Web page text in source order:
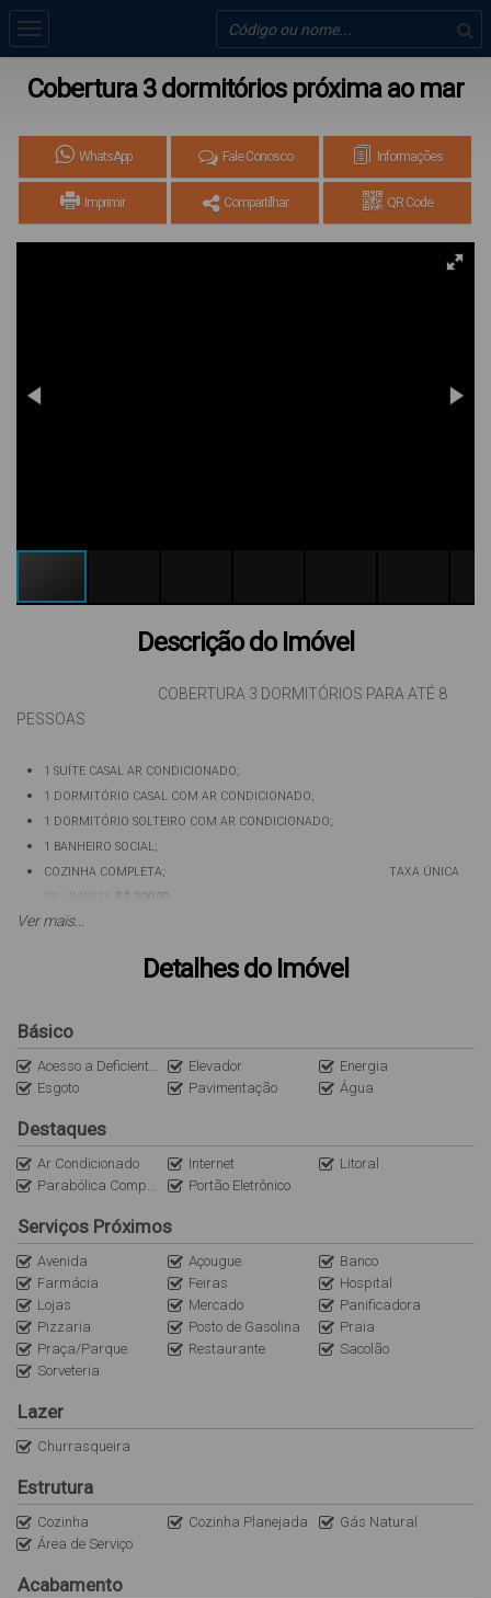
Cobertura 3 dormitórios próxima ao mar
WhatsApp Fale Conosco Informações
Imprimir Compartilhar QR Code
Descrição do Imóvel
COBERTURA 3 DORMITÓRIOS PARA ATÉ 8
PESSOAS
1 SUÍTE CASAL AR CONDICIONADO;
1 DORMITÓRIO CASAL COM AR CONDICIONADO;
1 DORMITÓRIO SOLTEIRO COM AR CONDICIONADO;
1 BANHEIRO SOCIAL;
COZINHA COMPLETA; TAXA ÚNICA
DE LIMPEZA R$ 300,00
SALA DE ESTAR E JANTAR;
EXCELENTE TERRAÇO COM CHURRASQUEIRA;
PRÉDIO COM ELEVADOR, LOCALIZADO A POUCOS METROS DA PRAIA DE BOMBAS.
Obs: A internet é uma cortesia do imóvel (sem custo/locatário). Não
nos responsabilizamos por quedas e oscilações. O imóvel não dispõe
de roupas de cama, mesa e banho).
Ver mais...
Detalhes do Imóvel
Básico
Acesso a Deficientes Elevador
Energia
Esgoto
Pavimentação Água
Destaques
Ar Condicionado Internet
Litoral
Parabólica Compartilhada
Portão Eletrônico
Serviços Próximos
Avenida Açougue
Banco
Farmácia
Feiras
Hospital
Lojas
Mercado
Panificadora
Pizzaria
Posto de Gasolina
Praia
Praça/Parque
Restaurante
Sacolão
Sorveteria
Lazer
Churrasqueira
Estrutura
Cozinha Cozinha Planejada
Gás Natural
Área de Serviço
Acabamento